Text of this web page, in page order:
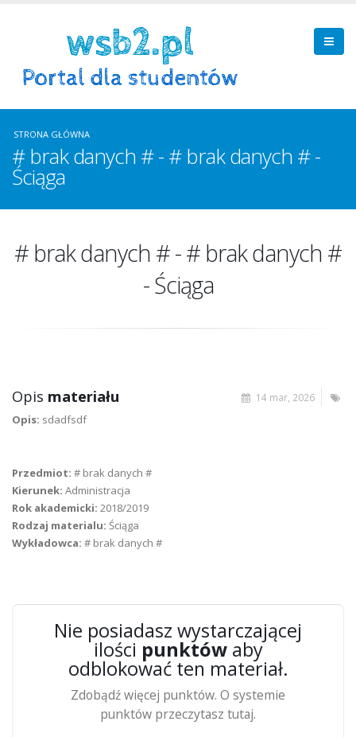
STRONA GŁÓWNA
# brak danych # - # brak danych # -
Ściąga
# brak danych # - # brak danych #
- Ściąga
14 mar, 2026
Opis materiału
Opis: sdadfsdf
Przedmiot: # brak danych #
Kierunek: Administracja
Rok akademicki: 2018/2019
Rodzaj materialu: Ściąga
Wykładowca: # brak danych #
Nie posiadasz wystarczającej
ilości punktówaby
odblokować ten materiał.
Zdobądź więcej punktów. O systemie
punktów przeczytasz tutaj.